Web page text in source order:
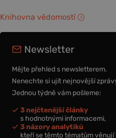
Knihovna vědomostí
Newsletter
Mějte přehled s newsletterem.
Nenechte si ujít nejnovější
Jednou týdně vám pošleme:
3 nejčtenější články
s hodnotnými informacemi,
3 názory analytiků
kteří se těmto tématům věnují